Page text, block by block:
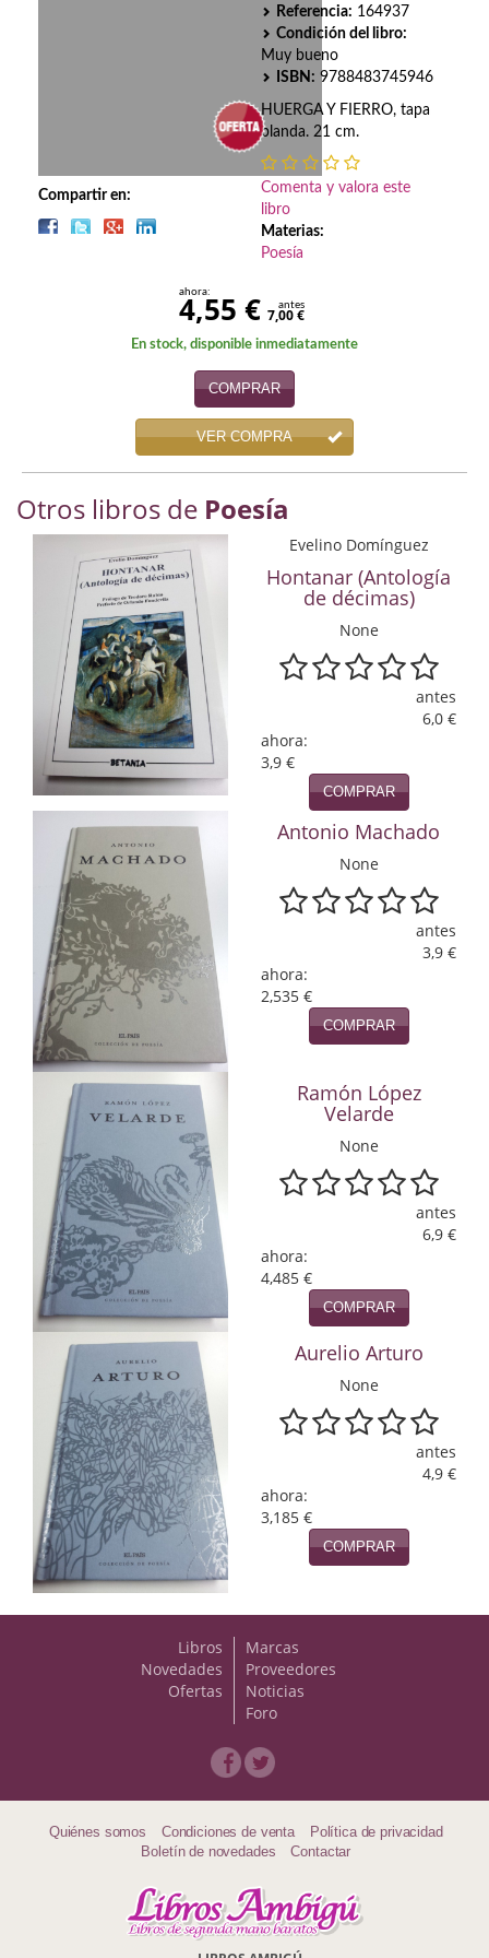
Cómic
Cuentos y relatos
Divulgación científica
Economía
Ensayo literario
Filosofía
Física y Química
Física y química
Guerra Civil Española
Historia
historia
Infantil y juvenil
Infantil y juvenil. Nuevo!!
Infantil y juvenil. Nuevo!!!
Informática
Literatura fantástica
Literatura hispanoamericana
Local
Mafia y espionaje
Matemáticas
Medicina
Música
Naturaleza
Novela Extranjera
Novela fantástica
Papás, Mamás, Bebés...
Papás, Mamás, Bebés…
Compartir en:
Referencia: 164937
Condición del libro:
Muy bueno
ISBN: 9788483745946
HUERGA Y FIERRO, tapa
blanda. 21 cm.
Comenta y valora este
libro
Materias:
Poesía
ahora:
4,55 € antes
7,00 €
En stock, disponible inmediatamente
COMPRAR
VER COMPRA
Otros libros de Poesía
Evelino Domínguez
Hontanar (Antología
de décimas)
None
antes
6,0 €
ahora:
3,9 €
COMPRAR
Antonio Machado
None
antes
3,9 €
ahora:
2,535 €
COMPRAR
Ramón López
Velarde
None
antes
6,9 €
ahora:
4,485 €
COMPRAR
Aurelio Arturo
None
antes
4,9 €
ahora:
3,185 €
COMPRAR
Libros
Novedades
Ofertas
Marcas
Proveedores
Noticias
Foro
Quiénes somos Condiciones de venta
Política de privacidad
Boletín de novedades
Contactar